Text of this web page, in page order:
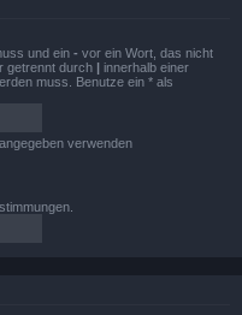
und ein - vor ein Wort, das nicht
getrennt durch | innerhalb einer
muss. Benutze ein * als
verwenden